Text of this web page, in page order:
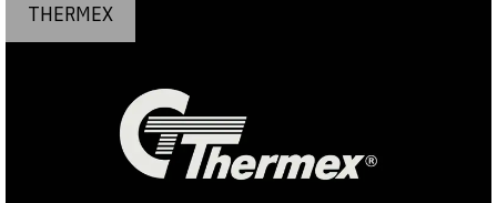
THERMEX